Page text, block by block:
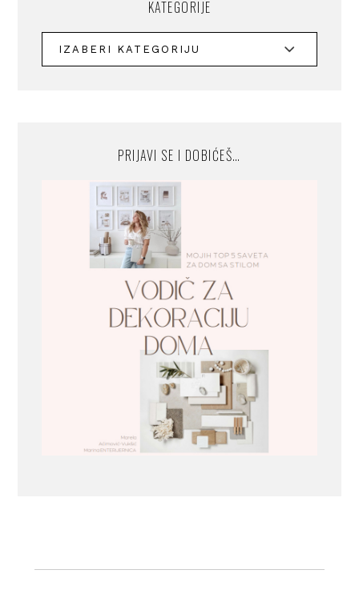
KATEGORIJE
PRIJAVI SE I DOBIĆEŠ…